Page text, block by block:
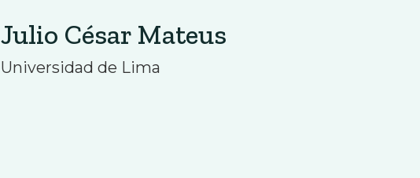
Julio César Mateus
Universidad de Lima